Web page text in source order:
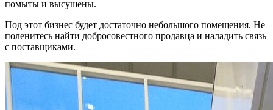
помыты и высушены.
Под этот бизнес будет достаточно небольшого помещения. Не
поленитесь найти добросовестного продавца и наладить связь
с поставщиками.